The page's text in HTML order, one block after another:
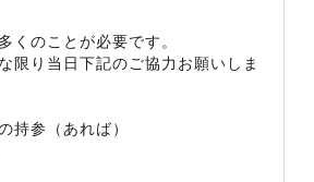
くのことが必要です。
限り当日下記のご協力お願いしま
持参（あれば）